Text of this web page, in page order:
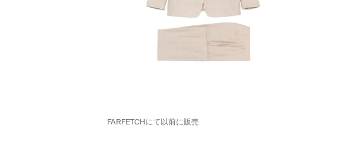
FARFETCHにて以前に販売